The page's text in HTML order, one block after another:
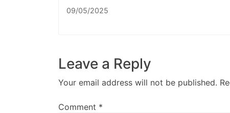
09/05/2025
Leave a Reply
Your email address will not be published.
Comment *